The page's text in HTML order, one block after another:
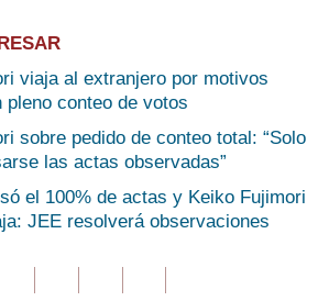
viaja al extranjero por motivos
pleno conteo de votos
sobre pedido de conteo total: “Solo
las actas observadas”
el 100% de actas y Keiko Fujimori
JEE resolverá observaciones